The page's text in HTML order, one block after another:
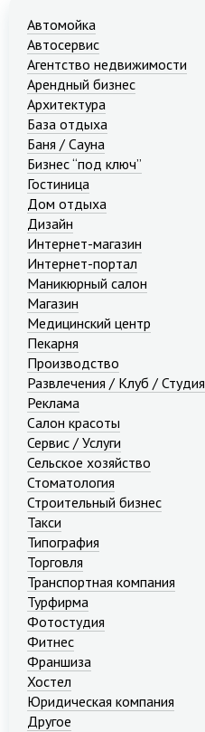
Автомойка
Автосервис
Агентство недвижимости
Арендный бизнес
Архитектура
База отдыха
Баня / Сауна
Бизнес “под ключ”
Гостиница
Дом отдыха
Дизайн
Интернет-магазин
Интернет-портал
Маникюрный салон
Магазин
Медицинский центр
Пекарня
Производство
Развлечения / Клуб / Студия
Реклама
Салон красоты
Сервис / Услуги
Сельское хозяйство
Стоматология
Строительный бизнес
Такси
Типография
Торговля
Транспортная компания
Турфирма
Фотостудия
Фитнес
Франшиза
Хостел
Юридическая компания
Другое